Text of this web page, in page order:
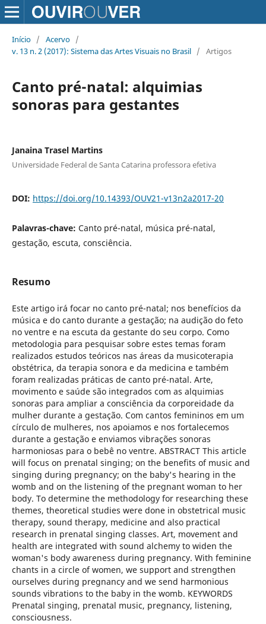
Início / Acervo /
v. 13 n. 2 (2017): Sistema das Artes Visuais no Brasil / Artigos
Canto pré-natal: alquimias
sonoras para gestantes
Janaina Trasel Martins
Universidade Federal de Santa Catarina professora efetiva
DOI: https://doi.org/10.14393/OUV21-v13n2a2017-20
Palavras-chave: Canto pré-natal, música pré-natal,
gestação, escuta, consciência.
Resumo
Este artigo irá focar no canto pré-natal; nos benefícios da
música e do canto durante a gestação; na audição do feto
no ventre e na escuta da gestante do seu corpo. Como
metodologia para pesquisar sobre estes temas foram
realizados estudos teóricos nas áreas da musicoterapia
obstétrica, da terapia sonora e da medicina e também
foram realizadas práticas de canto pré-natal. Arte,
movimento e saúde são integrados com as alquimias
sonoras para ampliar a consciência da corporeidade da
mulher durante a gestação. Com cantos femininos em um
círculo de mulheres, nos apoiamos e nos fortalecemos
durante a gestação e enviamos vibrações sonoras
harmoniosas para o bebê no ventre. ABSTRACT This article
will focus on prenatal singing; on the benefits of music and
singing during pregnancy; on the baby's hearing in the
womb and on the listening of the pregnant woman to her
body. To determine the methodology for researching these
themes, theoretical studies were done in obstetrical music
therapy, sound therapy, medicine and also practical
research in prenatal singing classes. Art, movement and
health are integrated with sound alchemy to widen the
woman's body awareness during pregnancy. With feminine
chants in a circle of women, we support and strengthen
ourselves during pregnancy and we send harmonious
sounds vibrations to the baby in the womb. KEYWORDS
Prenatal singing, prenatal music, pregnancy, listening,
consciousness.